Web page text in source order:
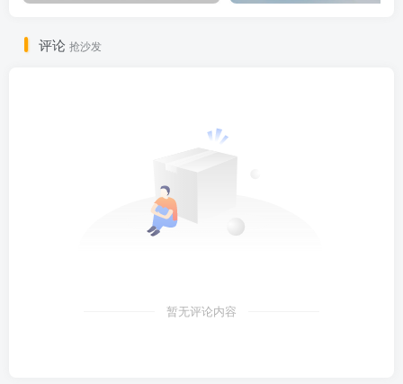
评论 抢沙发
暂无评论内容